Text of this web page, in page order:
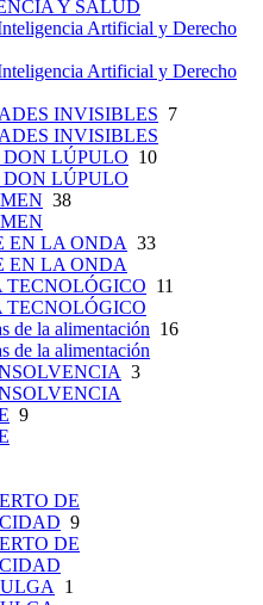
Y SALUD
Artificial y Derecho
Artificial y Derecho
INVISIBLES 7
INVISIBLES
LÚPULO 10
LÚPULO
38
EN LA ONDA 33
EN LA ONDA
TECNOLÓGICO 11
TECNOLÓGICO
de la alimentación 16
de la alimentación
3
9
DE
9
DE
1